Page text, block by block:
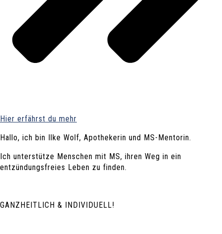
Hier erfährst du mehr
Hallo, ich bin Ilke Wolf, Apothekerin und MS-Mentorin.
Ich unterstütze Menschen mit MS, ihren Weg in ein
entzündungsfreies Leben zu finden.
GANZHEITLICH & INDIVIDUELL!